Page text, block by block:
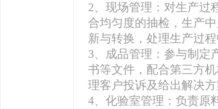
2、现场管理：对生产过
合均匀度的抽检，生产
新与转换，处理生产过
3、成品管理：参与制定
书等文件，配合第三方
理客户投诉及给出解决
4、化验室管理：负责原